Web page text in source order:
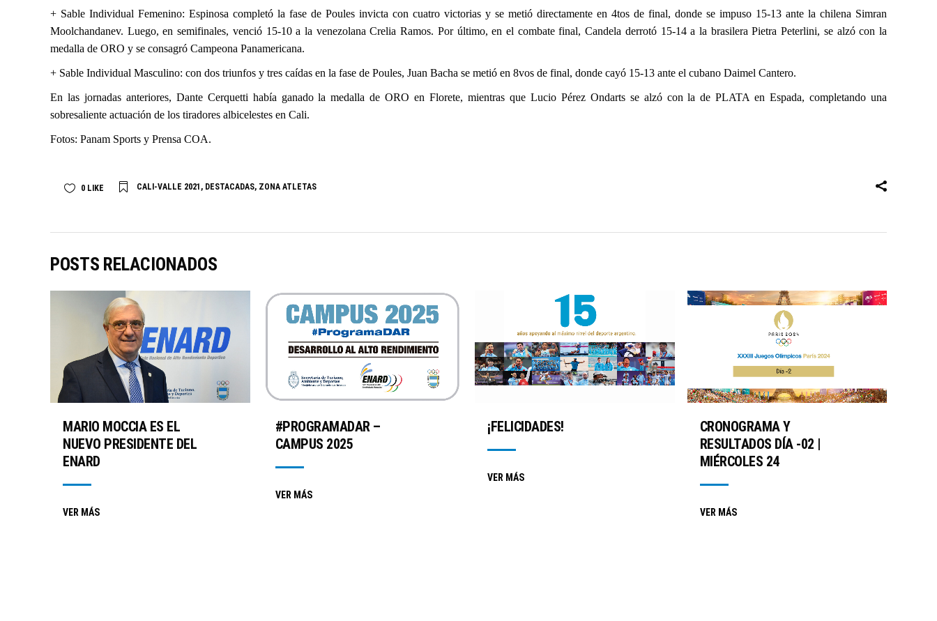
+ Sable Individual Femenino: Espinosa completó la fase de Poules invicta con cuatro victorias y se metió directamente en 4tos de final, donde se impuso 15-13 ante la chilena Simran
Moolchandanev. Luego, en semifinales, venció 15-10 a la venezolana Crelia Ramos. Por último, en el combate final, Candela derrotó 15-14 a la brasilera Pietra Peterlini, se alzó con la
medalla de ORO y se consagró Campeona Panamericana.
+ Sable Individual Masculino: con dos triunfos y tres caídas en la fase de Poules, Juan Bacha se metió en 8vos de final, donde cayó 15-13 ante el cubano Daimel Cantero.
En las jornadas anteriores, Dante Cerquetti había ganado la medalla de ORO en Florete, mientras que Lucio Pérez Ondarts se alzó con la de PLATA en Espada, completando una
sobresaliente actuación de los tiradores albicelestes en Cali.
Fotos: Panam Sports y Prensa COA.
0 LIKE CALI-VALLE 2021 , DESTACADAS, ZONA ATLETAS
POSTS RELACIONADOS
MARIO MOCCIA ES EL
NUEVO PRESIDENTE DEL
ENARD
VER MÁS
#PROGRAMADAR –
CAMPUS 2025
VER MÁS
¡FELICIDADES!
VER MÁS
CRONOGRAMA Y
RESULTADOS DÍA -02 |
MIÉRCOLES 24
VER MÁS